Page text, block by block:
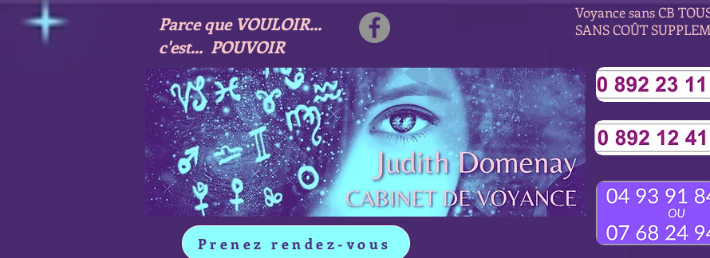
Voyance sans CB
SANS COÛT
Parce que VOULOIR...
c'est... POUVOIR
Prenez rendez-vous